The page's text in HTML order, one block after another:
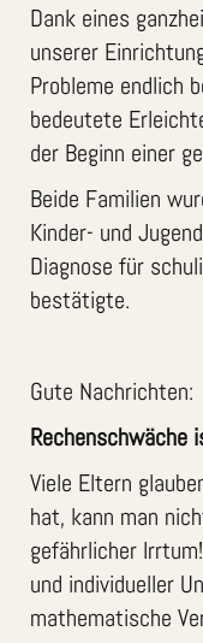
Dank eines
unserer
Probleme endlich
bedeutete
der Beginn einer
Beide Familien
Kinder- und
Diagnose für
bestätigte.
Gute Nachrichten:
Rechenschwäche
Viele Eltern
hat, kann man
gefährlicher
und individueller
mathematische